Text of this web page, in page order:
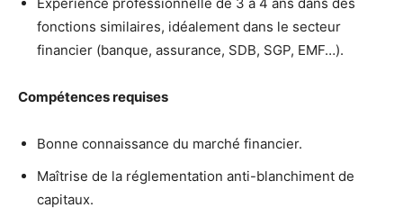
fonctions similaires, idéalement dans le secteur
financier (banque, assurance, SDB, SGP, EMF…).
Compétences requises
Bonne connaissance du marché financier.
Maîtrise de la réglementation anti-blanchiment de
capitaux.